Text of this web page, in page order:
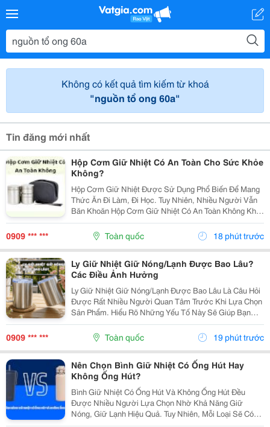
Không có kết quả tìm kiếm từ khoá
"nguồn tổ ong 60a"
Tin đăng mới nhất
Hộp Cơm Giữ Nhiệt Có An Toàn Cho Sức Khỏe
Không?
Hộp Cơm Giữ Nhiệt Được Sử Dụng Phổ Biến Để Mang
Thức Ăn Đi Làm, Đi Học. Tuy Nhiên, Nhiều Người Vẫn
Băn Khoăn Hộp Cơm Giữ Nhiệt Có An Toàn Không Khi
Dùng Thường Xuyên. Cùng Tìm Hiểu Những Yếu Tố
Cần Lưu Ý Trước Khi Lựa Chọn Nhé! 1. Độ An Toàn
0909 *** *** Toàn quốc 18 phút trước
Ly Giữ Nhiệt Giữ Nóng/Lạnh Được Bao Lâu?
Các Điều Ảnh Hưởng
Ly Giữ Nhiệt Giữ Nóng/Lạnh Được Bao Lâu Là Câu Hỏi
Được Rất Nhiều Người Quan Tâm Trước Khi Lựa Chọn
Sản Phẩm. Hiểu Rõ Những Yếu Tố Này Sẽ Giúp Bạn
Chọn Được Chiếc Ly Phù Hợp Với Nhu Cầu Hằng Ngày
Và Sử Dụng Hiệu Quả Hơn. Hãy Cùng Cozycup Tìm
Hiểu Chi...
0909 *** *** Toàn quốc 19 phút trước
Nên Chọn Bình Giữ Nhiệt Có Ống Hút Hay
Không Ống Hút?
Bình Giữ Nhiệt Có Ống Hút Và Không Ống Hút Đều
Được Nhiều Người Lựa Chọn Nhờ Khả Năng Giữ
Nóng, Giữ Lạnh Hiệu Quả. Tuy Nhiên, Mỗi Loại Sẽ Có
Ưu Điểm Riêng Về Thiết Kế, Cách Sử Dụng Và Đối